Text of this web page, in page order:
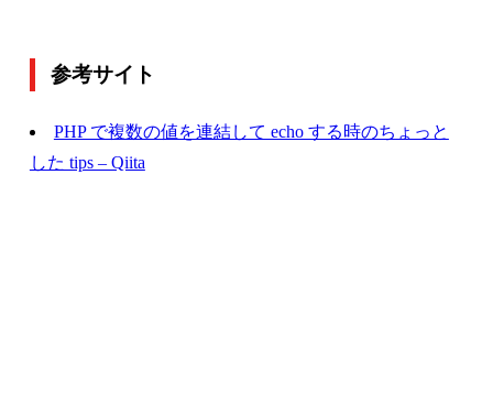
参考サイト
PHP で複数の値を連結して echo する時のちょっと
した tips – Qiita